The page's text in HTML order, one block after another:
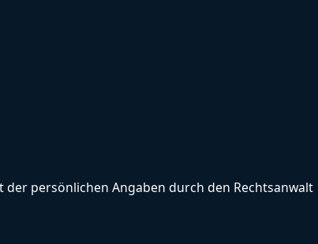
persönlichen Angaben durch den Rechtsanwalt